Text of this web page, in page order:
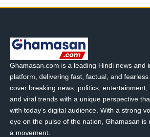
Ghamasan.com is a leading Hindi news and
platform, delivering fast, factual, and
cover breaking news, politics, entertainment,
and viral trends with a unique perspective
with today’s digital audience. With a strong
eye on the pulse of the nation, Ghamasan is
a movement.